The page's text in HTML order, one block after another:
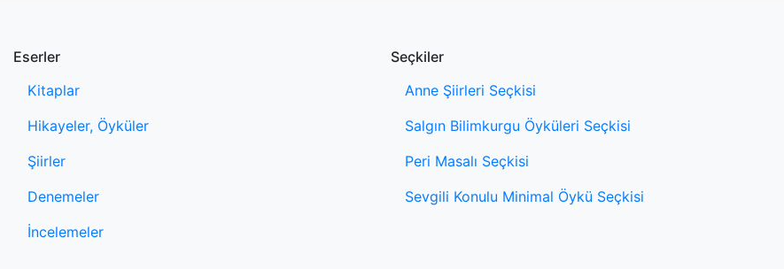
Eserler
Kitaplar
Hikayeler, Öyküler
Şiirler
Denemeler
İncelemeler
Seçkiler
Anne Şiirleri Seçkisi
Salgın Bilimkurgu Öyküleri Seçkisi
Peri Masalı Seçkisi
Sevgili Konulu Minimal Öykü Seçkisi